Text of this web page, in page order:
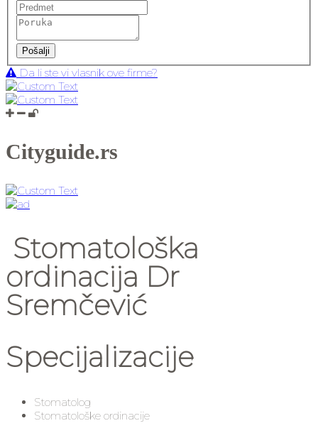
Pošalji
Da li ste vi vlasnik ove firme?
Cityguide.rs
Stomatološka
ordinacija Dr
Sremčević
Specijalizacije
Stomatolog
Stomatološke ordinacije